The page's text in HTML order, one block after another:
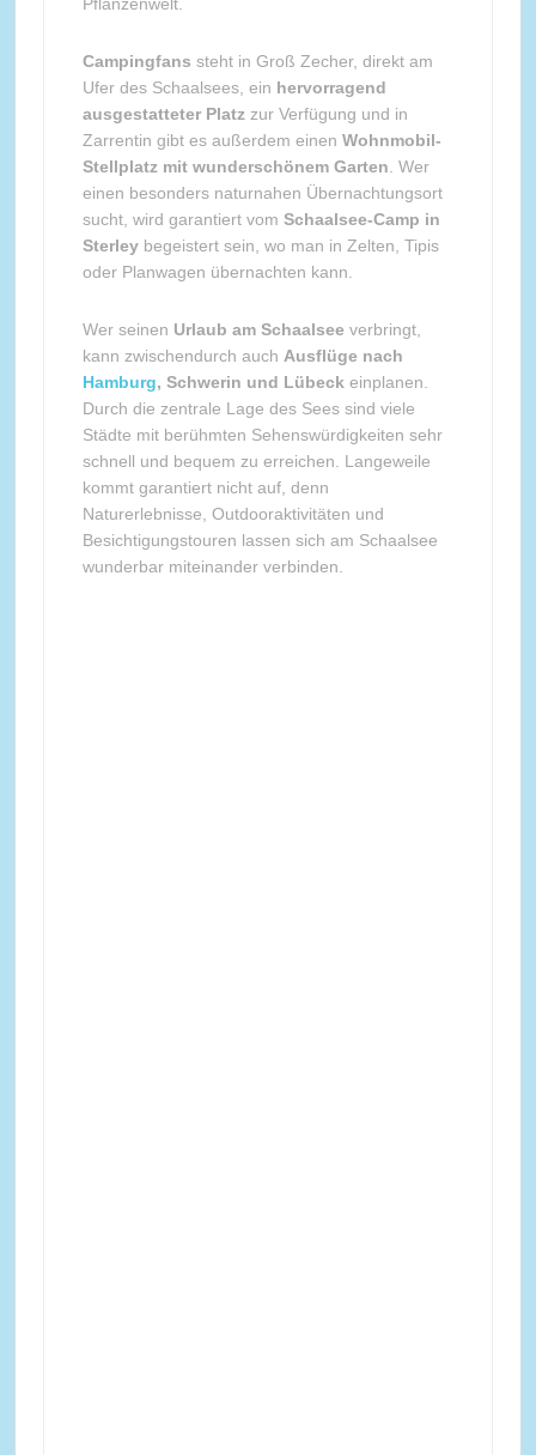
Campingfans steht in Groß Zecher, direkt am
Ufer des Schaalsees, ein hervorragend
ausgestatteter Platz zur Verfügung und in
Zarrentin gibt es außerdem einen Wohnmobil-
Stellplatz mit wunderschönem Garten . Wer
einen besonders naturnahen Übernachtungsort
sucht, wird garantiert vom Schaalsee-Camp in
Sterleybegeistert sein, wo man in Zelten, Tipis
oder Planwagen übernachten kann.
Wer seinen Urlaub am Schaalsee verbringt,
kann zwischendurch auch Ausflüge nach
Hamburg, Schwerin und Lübeck einplanen.
Durch die zentrale Lage des Sees sind viele
Städte mit berühmten Sehenswürdigkeiten sehr
schnell und bequem zu erreichen. Langeweile
kommt garantiert nicht auf, denn
Naturerlebnisse, Outdooraktivitäten und
Besichtigungstouren lassen sich am Schaalsee
wunderbar miteinander verbinden.